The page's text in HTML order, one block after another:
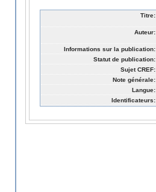
Titre:
Auteur:
Informations sur la publication:
Statut de publication:
Sujet CREF:
Note générale:
Langue:
Identificateurs: